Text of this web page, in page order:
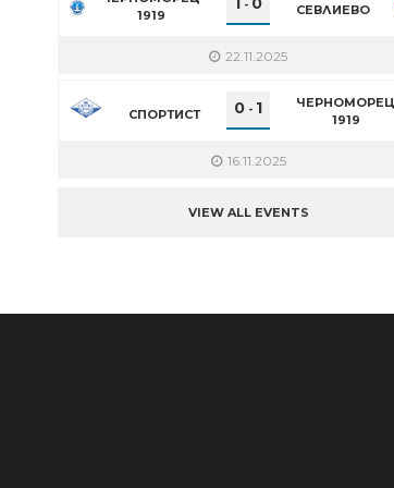
1919
- СЕВЛИЕВО
22.11.2025
СПОРТИСТ 0 - 1
ЧЕРНОМОРЕЦ
1919
16.11.2025
VIEW ALL EVENTS